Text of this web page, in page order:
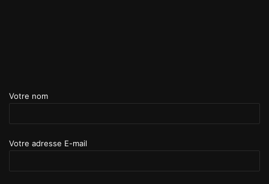
Votre nom
Votre adresse E-mail